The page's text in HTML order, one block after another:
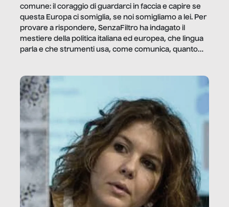
comune: il coraggio di guardarci in faccia e capire se
questa Europa ci somiglia, se noi somigliamo a lei. Per
provare a rispondere, SenzaFiltro ha indagato il
mestiere della politica italiana ed europea, che lingua
parla e che strumenti usa, come comunica, quanto